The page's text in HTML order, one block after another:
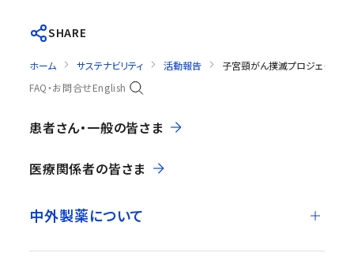
SHARE
ホーム サステナビリティ 活動報告
子宮頸がん撲滅プロジェクトへ
FAQ・お問合せEnglish
患者さん・一般の皆さま
医療関係者の皆さま
中外製薬について